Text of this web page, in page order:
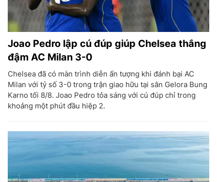
Joao Pedro lập cú đúp giúp Chelsea thắng
đậm AC Milan 3-0
Chelsea đã có màn trình diễn ấn tượng khi đánh bại AC
Milan với tỷ số 3-0 trong trận giao hữu tại sân Gelora Bung
Karno tối 8/8. Joao Pedro tỏa sáng với cú đúp chỉ trong
khoảng một phút đầu hiệp 2.